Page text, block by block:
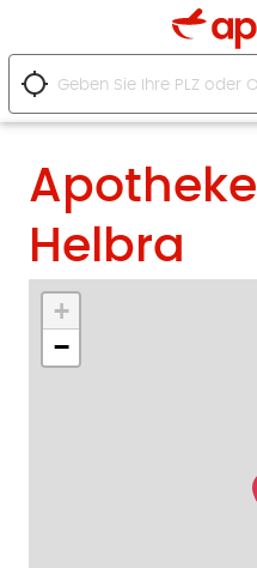
location_searching
Helbra
+
−